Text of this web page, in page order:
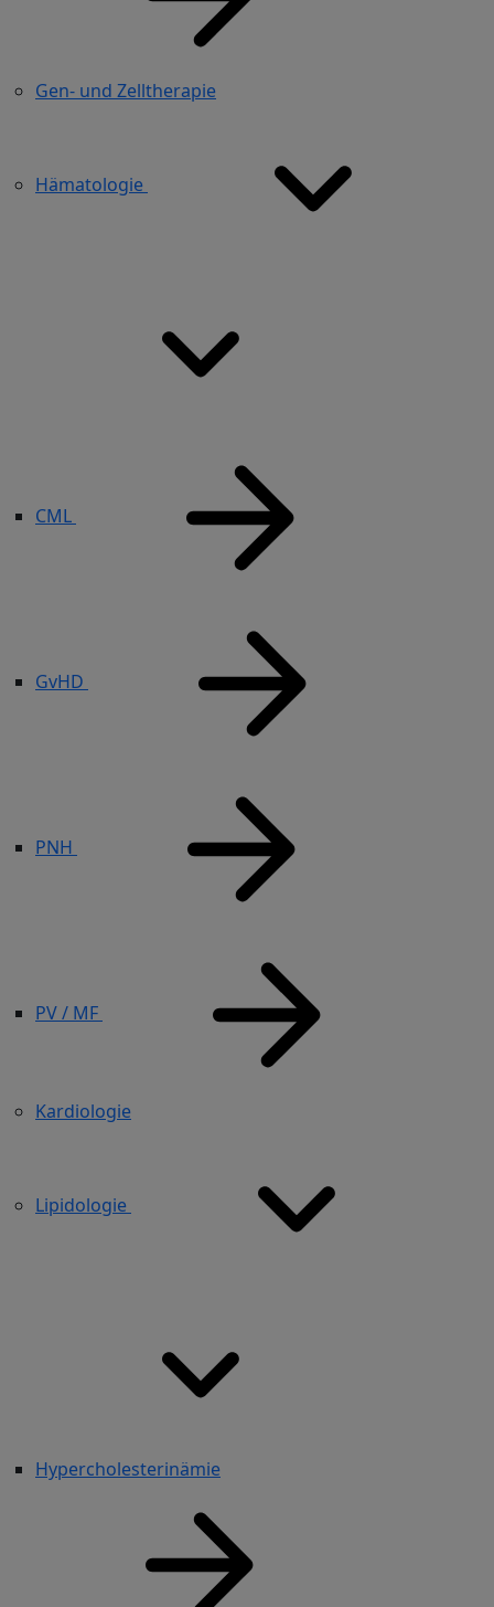
Gen- und Zelltherapie
Hämatologie
CML
GvHD
PNH
PV / MF
Kardiologie
Lipidologie
Hypercholesterinämie